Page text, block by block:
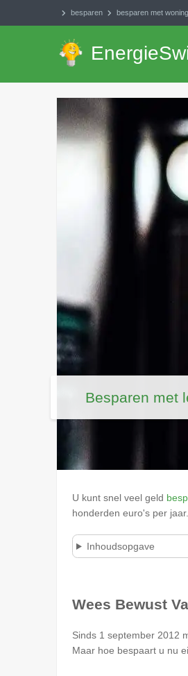
besparen besparen met
Besparen met
U kunt snel veel geld
honderden euro's per
Inhoudsopgave
Wees Bewust
Sinds 1 september 2012
Maar hoe bespaart u nu